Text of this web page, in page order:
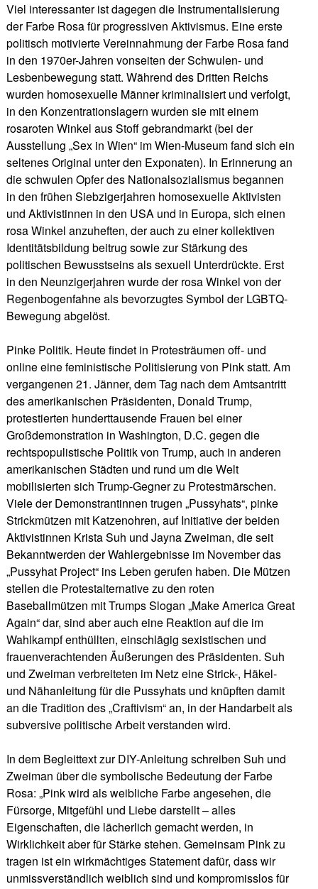
Viel interessanter ist dagegen die Instrumentalisierung
der Farbe Rosa für progressiven Aktivismus. Eine erste
politisch motivierte Vereinnahmung der Farbe Rosa fand
in den 1970er-Jahren vonseiten der Schwulen- und
Lesbenbewegung statt. Während des Dritten Reichs
wurden homosexuelle Männer kriminalisiert und verfolgt,
in den Konzentrationslagern wurden sie mit einem
rosaroten Winkel aus Stoff gebrandmarkt (bei der
Ausstellung „Sex in Wien“ im Wien-Museum fand sich ein
seltenes Original unter den Exponaten). In Erinnerung an
die schwulen Opfer des Nationalsozialismus begannen
in den frühen Siebzigerjahren homosexuelle Aktivisten
und Aktivistinnen in den USA und in Europa, sich einen
rosa Winkel anzuheften, der auch zu einer kollektiven
Identitätsbildung beitrug sowie zur Stärkung des
politischen Bewusstseins als sexuell Unterdrückte. Erst
in den Neunzigerjahren wurde der rosa Winkel von der
Regenbogenfahne als bevorzugtes Symbol der LGBTQ-
Bewegung abgelöst.
Pinke Politik. Heute findet in Protesträumen off- und
online eine feministische Politisierung von Pink statt. Am
vergangenen 21. Jänner, dem Tag nach dem Amtsantritt
des amerikanischen Präsidenten, Donald Trump,
protestierten hunderttausende Frauen bei einer
Großdemonstration in Washington, D.C. gegen die
rechtspopulistische Politik von Trump, auch in anderen
amerikanischen Städten und rund um die Welt
mobilisierten sich Trump-Gegner zu Protestmärschen.
Viele der Demonstrantinnen trugen „Pussyhats“, pinke
Strickmützen mit Katzenohren, auf Initiative der beiden
Aktivistinnen Krista Suh und Jayna Zweiman, die seit
Bekanntwerden der Wahlergebnisse im November das
„Pussyhat Project“ ins Leben gerufen haben. Die Mützen
stellen die Protestalternative zu den roten
Baseballmützen mit Trumps Slogan „Make America Great
Again“ dar, sind aber auch eine Reaktion auf die im
Wahlkampf enthüllten, einschlägig sexistischen und
frauenverachtenden Äußerungen des Präsidenten. Suh
und Zweiman verbreiteten im Netz eine Strick-, Häkel-
und Nähanleitung für die Pussyhats und knüpften damit
an die Tradition des „Craftivism“ an, in der Handarbeit als
subversive politische Arbeit verstanden wird.
In dem Begleittext zur DIY-Anleitung schreiben Suh und
Zweiman über die symbolische Bedeutung der Farbe
Rosa: „Pink wird als weibliche Farbe angesehen, die
Fürsorge, Mitgefühl und Liebe darstellt – alles
Eigenschaften, die lächerlich gemacht werden, in
Wirklichkeit aber für Stärke stehen. Gemeinsam Pink zu
tragen ist ein wirkmächtiges Statement dafür, dass wir
unmissverständlich weiblich sind und kompromisslos für